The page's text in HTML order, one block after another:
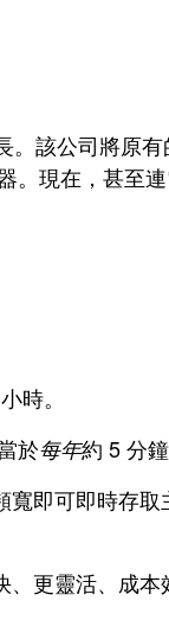
該公司將原
。現在，甚至
時。
於每年約 5 分鐘
即可即時存
更靈活、成本